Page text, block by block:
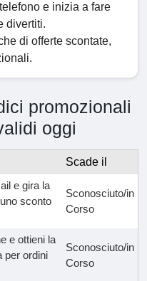
e inizia a fare
divertiti.
di offerte scontate,
promozionali
oggi
Scade il
e gira la
sconto
Sconosciuto/in
Corso
e ottieni la
per ordini
Sconosciuto/in
Corso